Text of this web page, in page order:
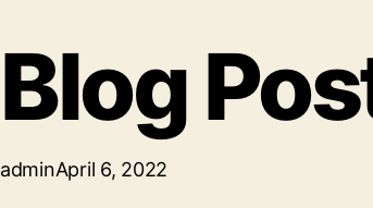
Blog
adminApril 6, 2022